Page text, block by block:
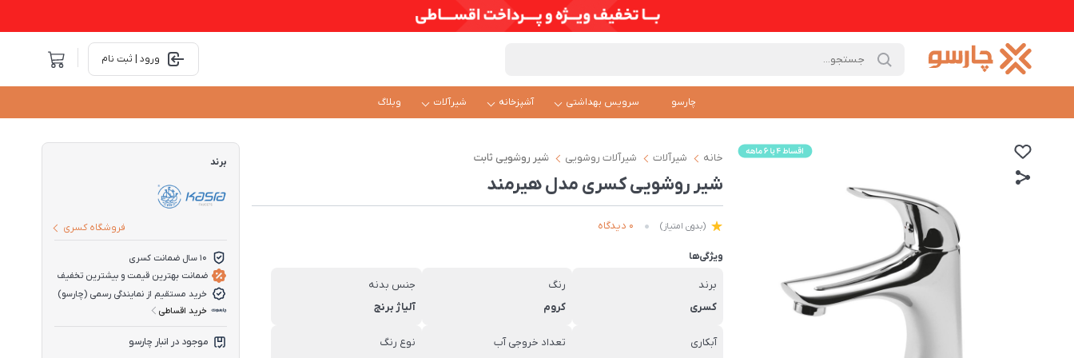
ورود | ثبت نام
چارسو سرویس بهداشتی آشپزخانه شیرآلات وبلاگ
خانه شیرآلات شیرآلات روشویی شیر روشویی ثابت
شیر روشویی کسری مدل هیرمند
(بدون امتیاز) 0 دیدگاه
ویژگی‌ها
برند
کسری
رنگ
کروم
جنس بدنه
آلیاژ برنج
آبکاری
تعداد خروجی آب
نوع رنگ
برند
فروشگاه کسری
10 سال ضمانت کسری
ضمانت بهترین قیمت و بیشترین تخفیف
خرید مستقیم از نمایندگی رسمی (چارسو)
خرید اقساطی
موجود در انبار چارسو